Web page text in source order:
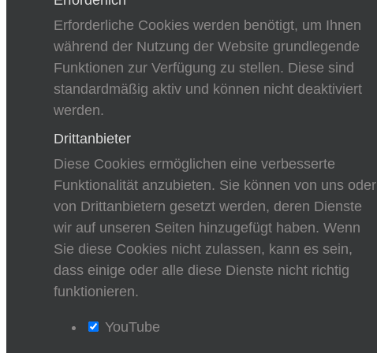
Erforderliche Cookies werden benötigt, um Ihnen
während der Nutzung der Website grundlegende
Funktionen zur Verfügung zu stellen. Diese sind
standardmäßig aktiv und können nicht deaktiviert
werden.
Drittanbieter
Diese Cookies ermöglichen eine verbesserte
Funktionalität anzubieten. Sie können von uns oder
von Drittanbietern gesetzt werden, deren Dienste
wir auf unseren Seiten hinzugefügt haben. Wenn
Sie diese Cookies nicht zulassen, kann es sein,
dass einige oder alle diese Dienste nicht richtig
funktionieren.
YouTube